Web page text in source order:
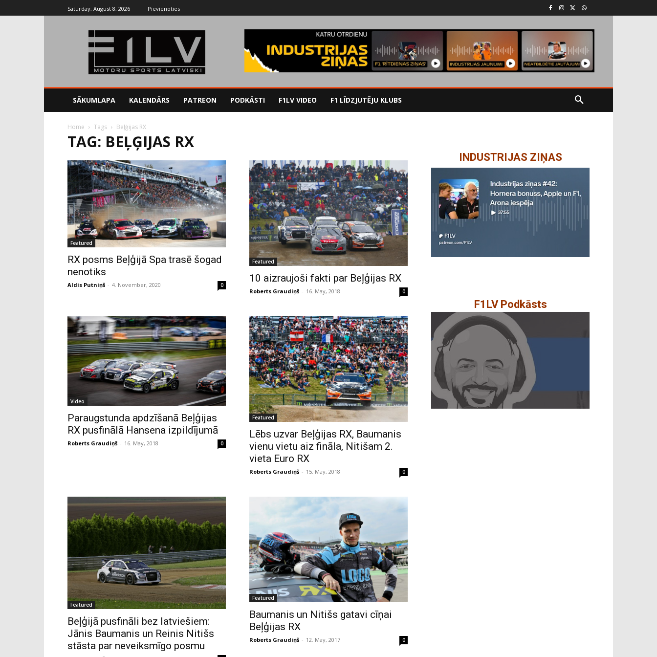
Saturday, August 8, 2026 Pievienoties
SĀKUMLAPA KALENDĀRS PATREON PODKĀSTI F1LV VIDEO F1 LĪDZJUTĒJU KLUBS
Home Tags Beļģijas RX
TAG: BEĻĢIJAS RX
Featured
RX posms Beļģijā Spa trasē šogad
nenotiks
Aldis Putniņš - 4. November, 2020 0
Featured
10 aizraujoši fakti par Beļģijas RX
Roberts Graudiņš - 16. May, 2018 0
Video
Paraugstunda apdzīšanā Beļģijas
RX pusfinālā Hansena izpildījumā
Roberts Graudiņš - 16. May, 2018 0
Featured
Lēbs uzvar Beļģijas RX, Baumanis
vienu vietu aiz fināla, Nitišam 2.
vieta Euro RX
Roberts Graudiņš - 15. May, 2018 0
Featured
Beļģijā pusfināli bez latviešiem:
Jānis Baumanis un Reinis Nitišs
stāsta par neveiksmīgo posmu
Featured
Baumanis un Nitišs gatavi cīņai
Beļģijas RX
Roberts Graudiņš - 12. May, 2017 0
INDUSTRIJAS ZIŅAS
F1LV Podkāsts